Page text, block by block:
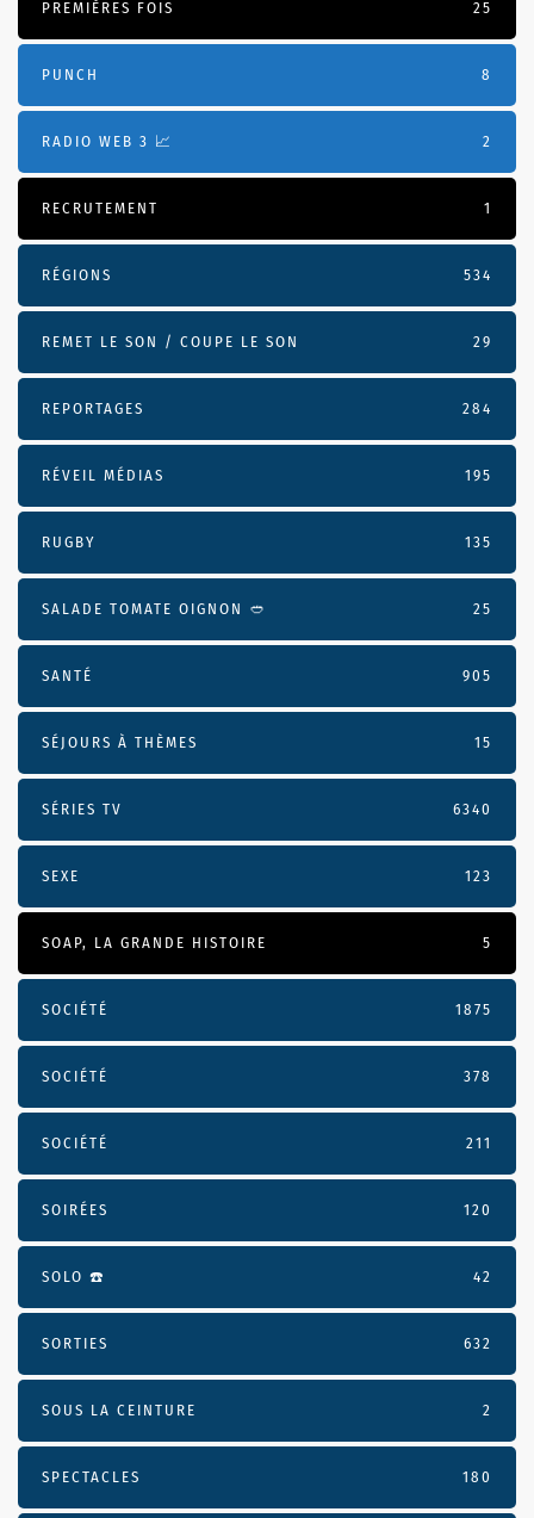
PREMIÈRES FOIS 25
PUNCH 8
RADIO WEB 3 📈 2
RECRUTEMENT 1
RÉGIONS 534
REMET LE SON / COUPE LE SON 29
REPORTAGES 284
RÉVEIL MÉDIAS 195
RUGBY 135
SALADE TOMATE OIGNON 🥙 25
SANTÉ 905
SÉJOURS À THÈMES 15
SÉRIES TV 6340
SEXE 123
SOAP, LA GRANDE HISTOIRE 5
SOCIÉTÉ 1875
SOCIÉTÉ 378
SOCIÉTÉ 211
SOIRÉES 120
SOLO ☎️ 42
SORTIES 632
SOUS LA CEINTURE 2
SPECTACLES 180